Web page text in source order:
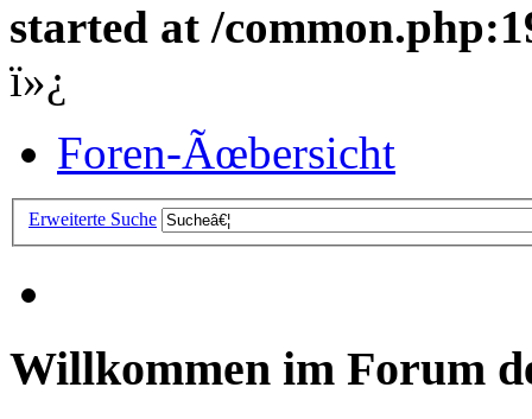
started at /
ï»¿
Foren-Ãœbersicht
Erweiterte Suche
Willkommen im Forum